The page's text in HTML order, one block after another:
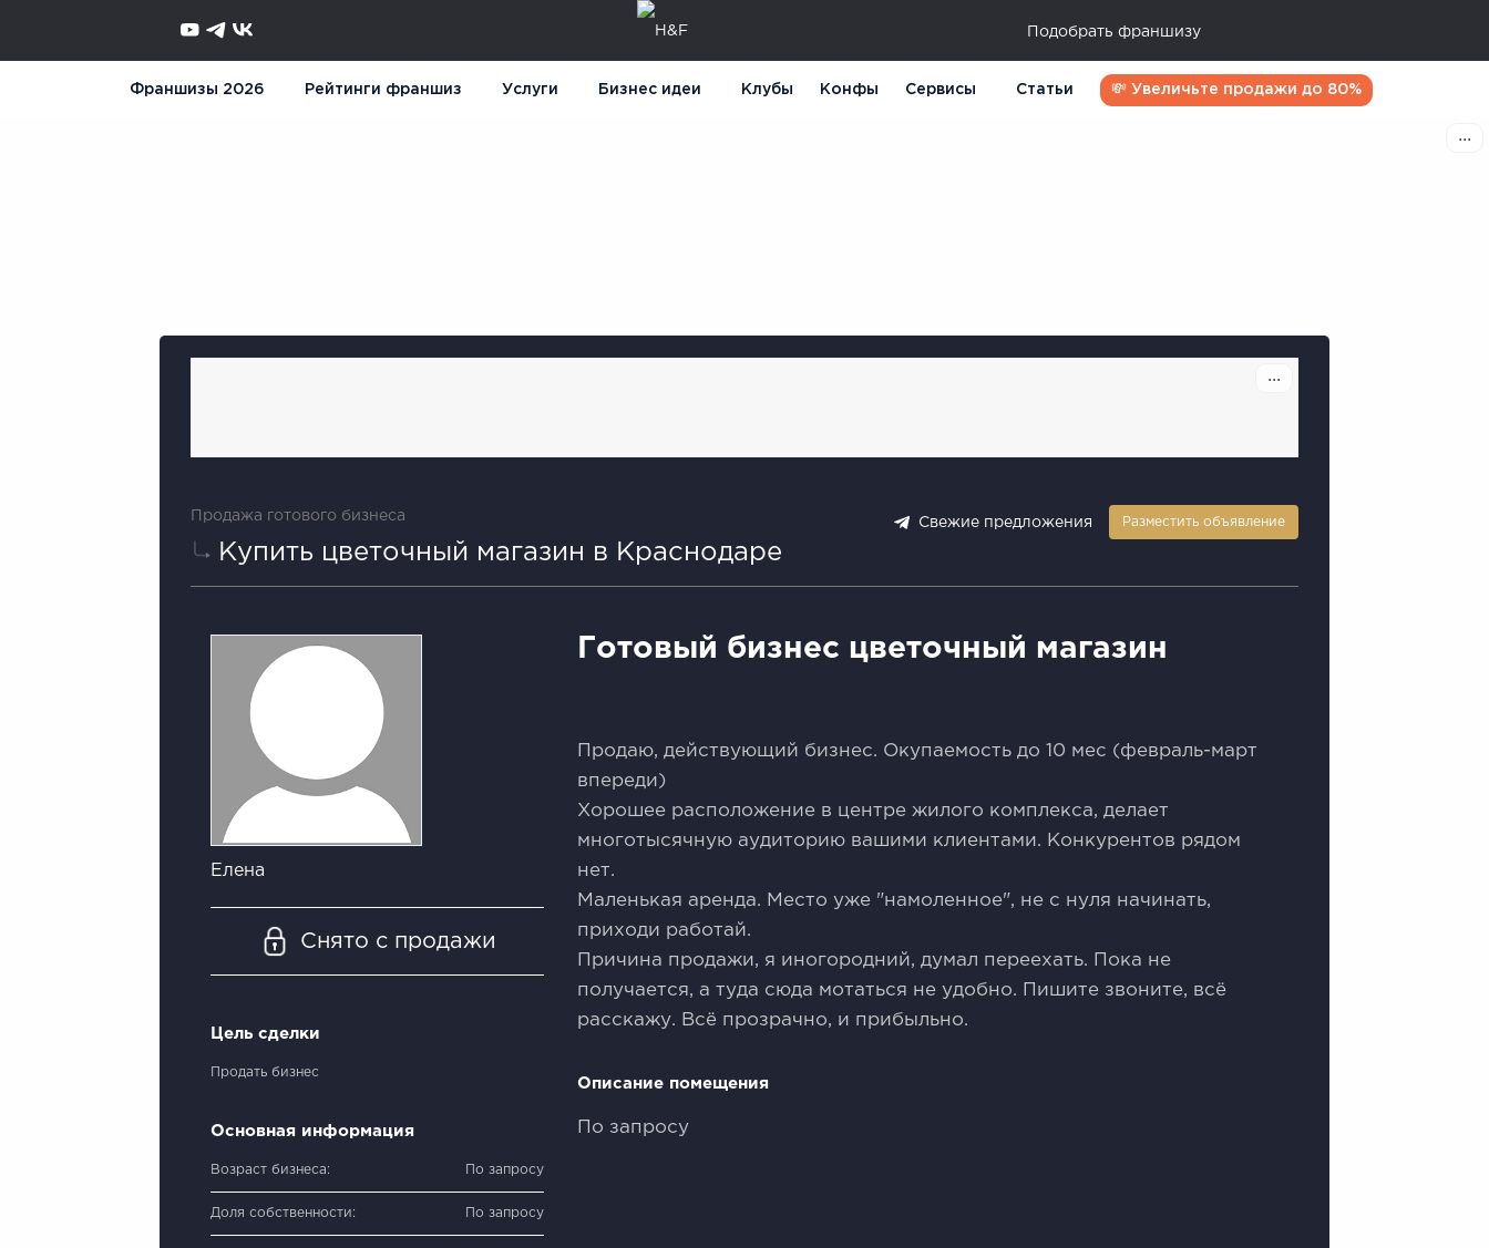
Подобрать франшизу
Франшизы 2026 Рейтинги франшиз Услуги Бизнес идеи Клубы Конфы Сервисы Статьи 💸 Увеличьте продажи до 80%
Продажа готового бизнеса
Купить цветочный магазин в Краснодаре
Свежие предложения Разместить объявление
Елена
Снято с продажи
Цель сделки
Продать бизнес
Основная информация
Возраст бизнеса: По запросу
Доля собственности: По запросу
Готовый бизнес цветочный магазин
Продаю, действующий бизнес. Окупаемость до 10 мес (февраль-март
впереди)
Хорошее расположение в центре жилого комплекса, делает
многотысячную аудиторию вашими клиентами. Конкурентов рядом
нет.
Маленькая аренда. Место уже "намоленное", не с нуля начинать,
приходи работай.
Причина продажи, я иногородний, думал переехать. Пока не
получается, а туда сюда мотаться не удобно. Пишите звоните, всё
расскажу. Всё прозрачно, и прибыльно.
Описание помещения
По запросу